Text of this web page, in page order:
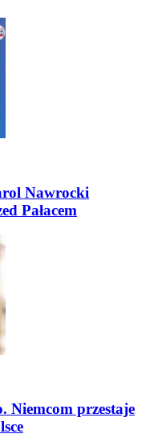
Nawrocki
Pałacem
Niemcom przestaje